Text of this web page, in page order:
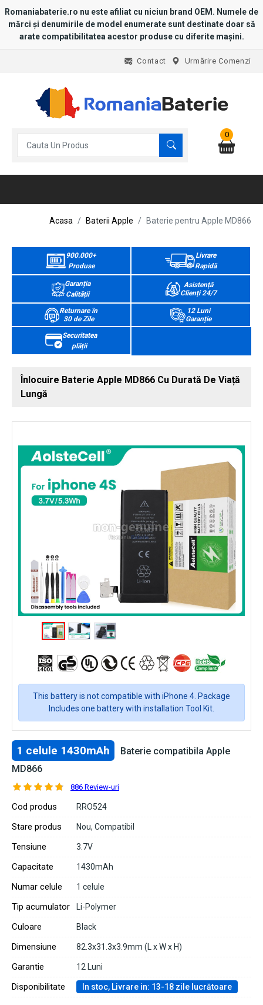
Romaniabaterie.ro nu este afiliat cu niciun brand OEM. Numele de
mărci și denumirile de model enumerate sunt destinate doar să
arate compatibilitatea acestor produse cu diferite mașini.
Urmărire Comenzi
Contact
0
Acasa Baterii Apple Baterie pentru Apple MD866
900.000+
Produse
Livrare
Rapidă
Garanția
Calității
Asistență
Clienți 24/7
Returnare în
30 de Zile
12 Luni
Garanție
Securitatea
plății
Înlocuire Baterie Apple MD866 Cu Durată De Viață
Lungă
This battery is not compatible with iPhone 4. Package
Includes one battery with installation Tool Kit.
1 celule 1430mAh
Baterie compatibila Apple
MD866
886 Review-uri
Cod produs RRO524
Stare produs Nou, Compatibil
Tensiune 3.7V
Capacitate 1430mAh
Numar celule 1 celule
Tip acumulator Li-Polymer
Culoare Black
Dimensiune 82.3x31.3x3.9mm (L x W x H)
Garantie 12 Luni
Disponibilitate In stoc, Livrare in: 13-18 zile lucrătoare